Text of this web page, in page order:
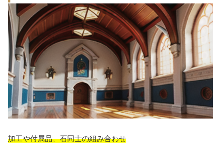
加工や付属品、石同士の組み合わせ